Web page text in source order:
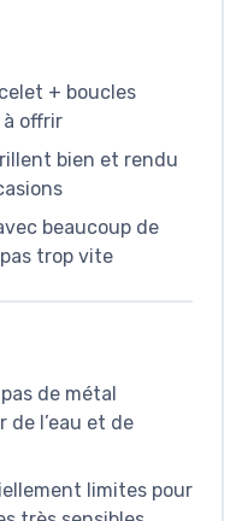
+ boucles
offrir
bien et rendu
beaucoup de
trop vite
de métal
de l’eau et de
limites pour